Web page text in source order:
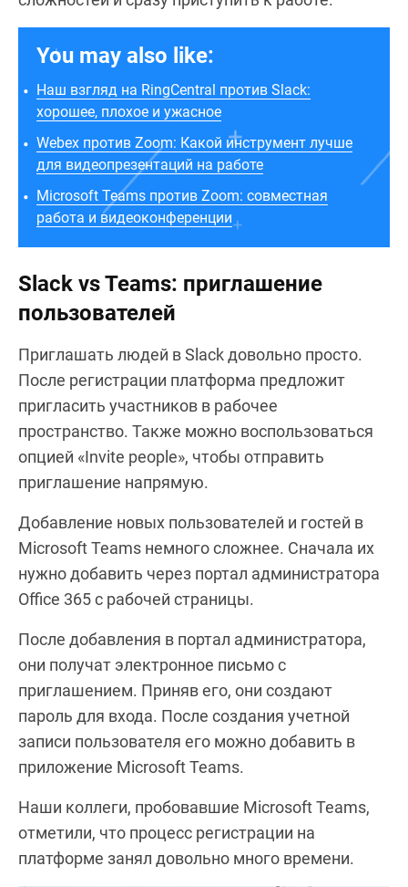
You may also like:
Наш взгляд на RingCentral против Slack:
хорошее, плохое и ужасное
Webex против Zoom: Какой инструмент лучше
для видеопрезентаций на работе
Microsoft Teams против Zoom: совместная
работа и видеоконференции
Slack vs Teams: приглашение
пользователей
Приглашать людей в Slack довольно просто.
После регистрации платформа предложит
пригласить участников в рабочее
пространство. Также можно воспользоваться
опцией «Invite people», чтобы отправить
приглашение напрямую.
Добавление новых пользователей и гостей в
Microsoft Teams немного сложнее. Сначала их
нужно добавить через портал администратора
Office 365 с рабочей страницы.
После добавления в портал администратора,
они получат электронное письмо с
приглашением. Приняв его, они создают
пароль для входа. После создания учетной
записи пользователя его можно добавить в
приложение Microsoft Teams.
Наши коллеги, пробовавшие Microsoft Teams,
отметили, что процесс регистрации на
платформе занял довольно много времени.